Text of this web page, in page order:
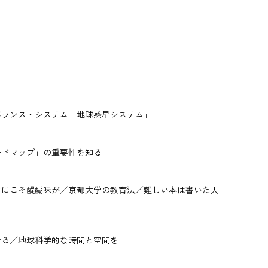
ンス・システム「地球惑星システム」
マップ」の重要性を知る
こそ醍醐味が／京都大学の教育法／難しい本は書いた人
／地球科学的な時間と空間を